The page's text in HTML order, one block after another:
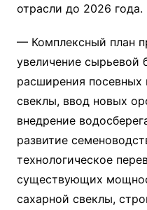
отрасли до 2026 года.
— Комплексный план
увеличение сырьевой
расширения
свеклы, ввод новых
внедрение
развитие
технологическое
существующих
сахарной свеклы,